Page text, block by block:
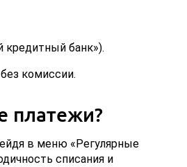
банк»).
комиссии.
платежи?
в меню «Регулярные
списания и